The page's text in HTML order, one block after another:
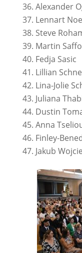
Alexander
Lennart
Steve
Martin Saffo
Fedja Sasic
Lillian
Lina-Jolie
Juliana
Dustin
Anna
Finley-
Jakub